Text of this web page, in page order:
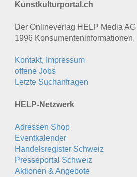
Kunstkulturportal.ch
Der Onlineverlag HELP Media
1996 Konsumenten­informationen.
Kontakt, Impressum
offene Jobs
Letzte Suchanfragen
HELP-Netzwerk
Adressen Shop
Eventkalender
Handelsregister Schweiz
Presseportal Schweiz
Aktionen & Angebote